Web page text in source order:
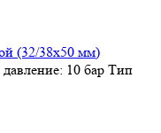
(32/38х50 мм)
10 бар Тип